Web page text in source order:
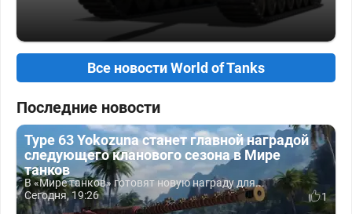
Все новости World of Tanks
Последние новости
Type 63 Yokozuna станет главной наградой
следующего кланового сезона в Мире
танков
В «Мире танков» готовят новую награду для...
Сегодня, 19:26
1